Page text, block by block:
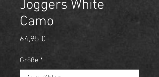
Joggers White
Camo
64,95 €
Größe *